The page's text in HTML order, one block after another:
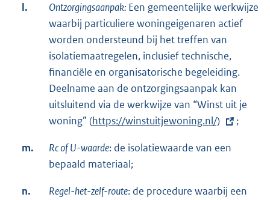
e
r
n
e
l
i
n
k
:
l. Ontzorgingsaanpak: Een gemeentelijke werkwijze
waarbij particuliere woningeigenaren actief
worden ondersteund bij het treffen van
isolatiemaatregelen, inclusief technische,
financiële en organisatorische begeleiding.
Deelname aan de ontzorgingsaanpak kan
uitsluitend via de werkwijze van “Winst uit je
woning” (E
t
e
https://winstuitjewoning.nl/) ;
m. Rc of U-waarde: de isolatiewaarde van een
bepaald materiaal;
n. Regel-het-zelf-route: de procedure waarbij een